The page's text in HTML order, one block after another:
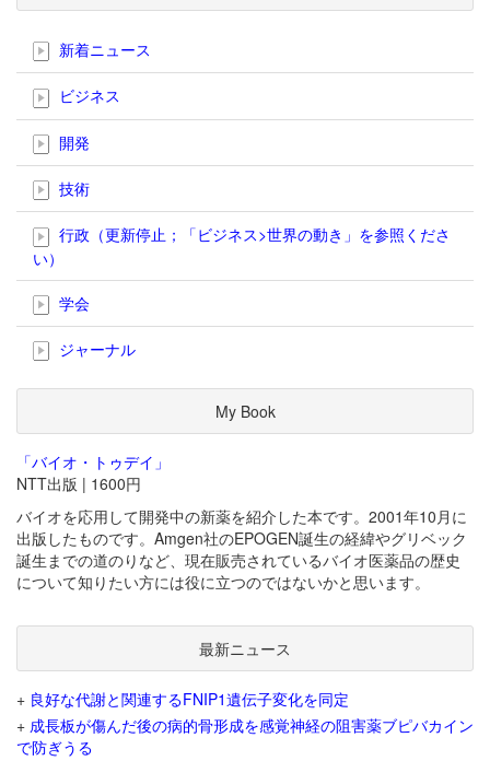
新着ニュース
ビジネス
開発
技術
行政（更新停止；「ビジネス>世界の動き」を参照くださ
い）
学会
ジャーナル
My Book
「バイオ・トゥデイ」
NTT出版 | 1600円
バイオを応用して開発中の新薬を紹介した本です。2001年10月に
出版したものです。Amgen社のEPOGEN誕生の経緯やグリベック
誕生までの道のりなど、現在販売されているバイオ医薬品の歴史
について知りたい方には役に立つのではないかと思います。
最新ニュース
+ 良好な代謝と関連するFNIP1遺伝子変化を同定
+ 成長板が傷んだ後の病的骨形成を感覚神経の阻害薬ブピバカイン
で防ぎうる